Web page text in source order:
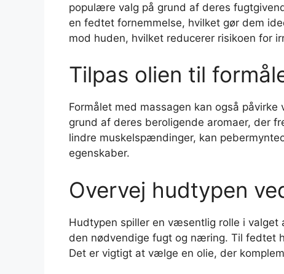
populære valg på grund af deres
en fedtet fornemmelse, hvilket gør dem
mod huden, hvilket reducerer risikoen for
Tilpas olien til
Formålet med massagen kan også
grund af deres beroligende aromaer, der
lindre muskelspændinger, kan
egenskaber.
Overvej hudtypen
Hudtypen spiller en væsentlig rolle i valget
den nødvendige fugt og næring. Til fedtet
Det er vigtigt at vælge en olie, der